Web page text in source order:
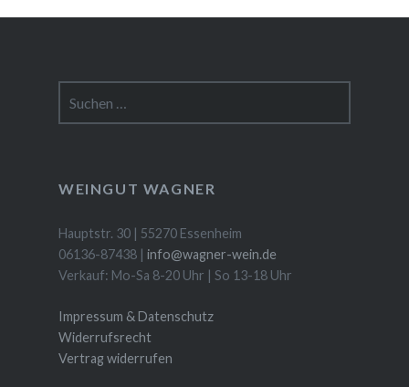
nach:
WEINGUT WAGNER
Hauptstr. 30 | 55270 Essenheim
06136-87438 | info@wagner-wein.de
Verkauf: Mo-Sa 8-20 Uhr | So 13-18 Uhr
Impressum & Datenschutz
Widerrufsrecht
Vertrag widerrufen